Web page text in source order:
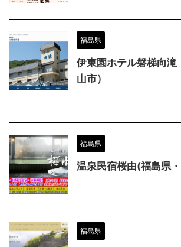
福島県
伊東園ホテル磐梯向滝
山市）
福島県
温泉民宿桜由(福島県
福島県